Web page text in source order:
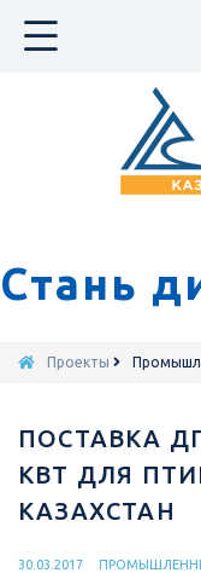
Стань
Проекты
ПОСТАВКА
КВТ ДЛЯ
КАЗАХСТАН
30.03.2017